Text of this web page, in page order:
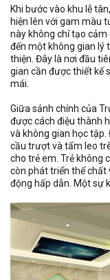
Khi bước vào khu lễ
hiện lên với gam màu
này không chỉ tạo
đến một không gian lý
thiện. Đây là nơi đầu
gian cần được thiết kế
mái.
Giữa sảnh chính của
được cách điệu thành
và không gian học
cầu trượt và tấm leo
cho trẻ em. Trẻ không
còn phát triển thể chất
động hấp dẫn. Một sự